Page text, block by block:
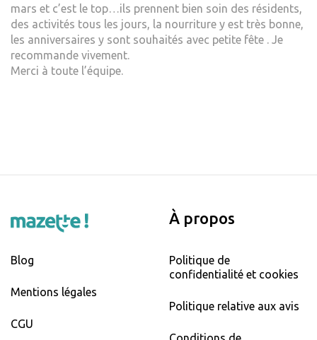
mars et c’est le top…ils prennent bien soin des résidents,
des activités tous les jours, la nourriture y est très bonne,
les anniversaires y sont souhaités avec petite fête . Je
recommande vivement.
Merci à toute l’équipe.
Blog
Mentions légales
CGU
À propos
Politique de
confidentialité et cookies
Politique relative aux avis